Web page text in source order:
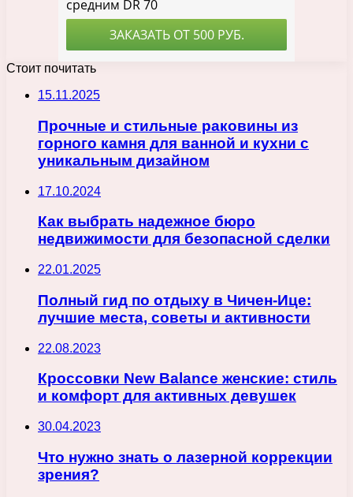
Стоит почитать
15.11.2025
Прочные и стильные раковины из
горного камня для ванной и кухни с
уникальным дизайном
17.10.2024
Как выбрать надежное бюро
недвижимости для безопасной сделки
22.01.2025
Полный гид по отдыху в Чичен-Ице:
лучшие места, советы и активности
22.08.2023
Кроссовки New Balance женские: стиль
и комфорт для активных девушек
30.04.2023
Что нужно знать о лазерной коррекции
зрения?